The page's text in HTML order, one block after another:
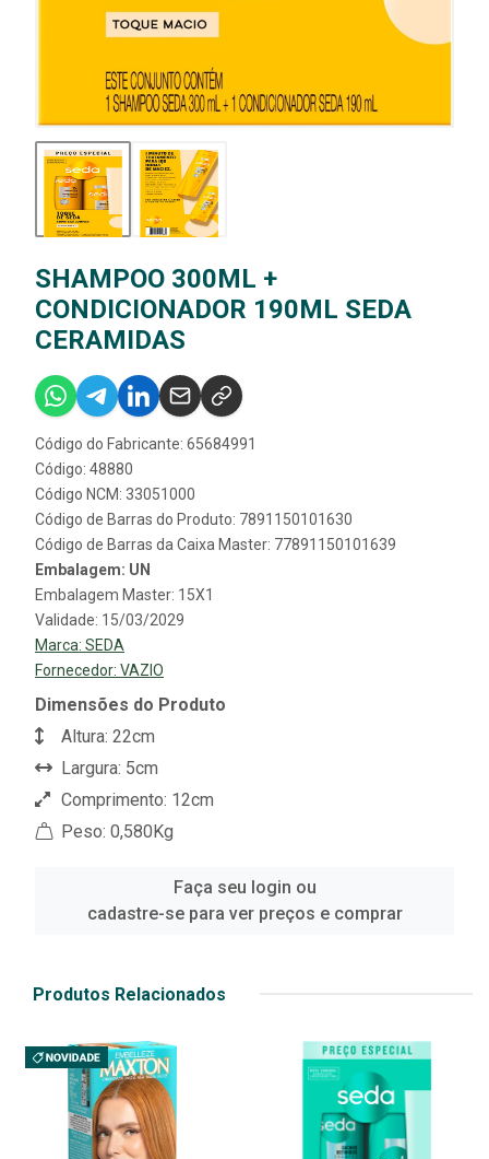
SHAMPOO 300ML +
CONDICIONADOR 190ML SEDA
CERAMIDAS
Código do Fabricante: 65684991
Código: 48880
Código NCM: 33051000
Código de Barras do Produto: 7891150101630
Código de Barras da Caixa Master: 77891150101639
Embalagem: UN
Embalagem Master: 15X1
Validade: 15/03/2029
Marca: SEDA
Fornecedor: VAZIO
Dimensões do Produto
Altura: 22cm
Largura: 5cm
Comprimento: 12cm
Peso: 0,580Kg
Faça seu login ou
cadastre-se para ver preços e comprar
Produtos Relacionados